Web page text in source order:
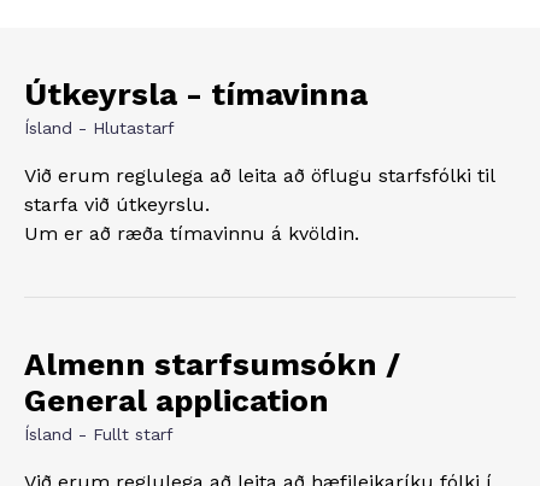
Útkeyrsla - tímavinna
Ísland - Hlutastarf
Við erum reglulega að leita að öflugu starfsfólki til
starfa við útkeyrslu.
Um er að ræða tímavinnu á kvöldin.
Almenn starfsumsókn /
General application
Ísland - Fullt starf